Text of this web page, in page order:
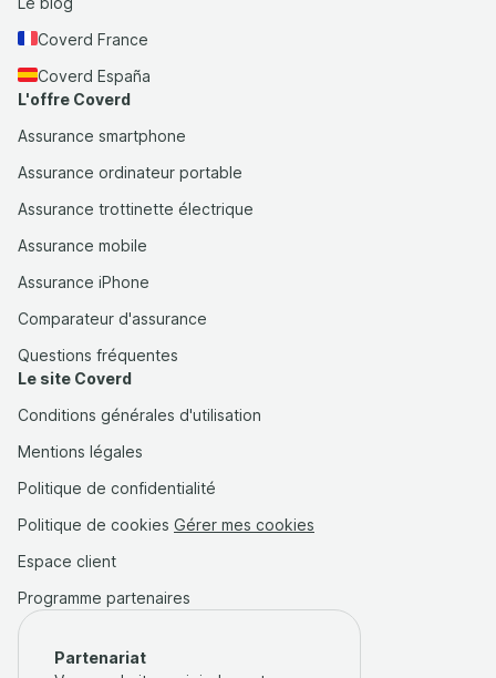
Coverd France
Coverd España
L'offre Coverd
Assurance smartphone
Assurance ordinateur portable
Assurance trottinette électrique
Assurance mobile
Assurance iPhone
Comparateur d'assurance
Questions fréquentes
Le site Coverd
Conditions générales d'utilisation
Mentions légales
Politique de confidentialité
Politique de cookies Gérer mes cookies
Espace client
Programme partenaires
Partenariat